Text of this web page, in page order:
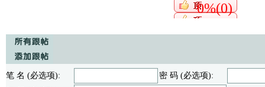
0%(0)
笔 名 (必选项):
密 码 (必选项):